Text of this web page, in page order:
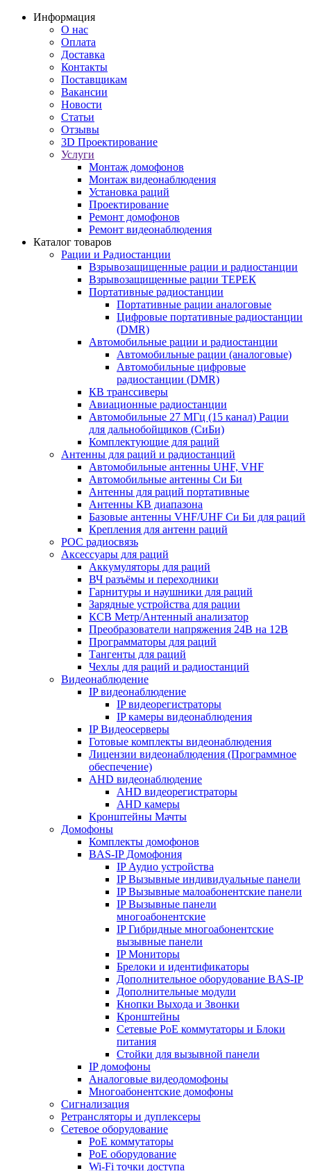
Информация
О нас
Оплата
Доставка
Контакты
Поставщикам
Вакансии
Новости
Статьи
Отзывы
3D Проектирование
Услуги
Монтаж домофонов
Монтаж видеонаблюдения
Установка раций
Проектирование
Ремонт домофонов
Ремонт видеонаблюдения
Каталог товаров
Рации и Радиостанции
Взрывозащищенные рации и радиостанции
Взрывозащищенные рации ТЕРЕК
Портативные радиостанции
Портативные рации аналоговые
Цифровые портативные радиостанции
(DMR)
Автомобильные рации и радиостанции
Автомобильные рации (аналоговые)
Автомобильные цифровые
радиостанции (DMR)
КВ транссиверы
Авиационные радиостанции
Автомобильные 27 МГц (15 канал) Рации
для дальнобойщиков (СиБи)
Комплектующие для раций
Антенны для раций и радиостанций
Автомобильные антенны UHF, VHF
Автомобильные антенны Си Би
Антенны для раций портативные
Антенны КВ диапазона
Базовые антенны VHF/UHF Си Би для раций
Крепления для антенн раций
POC радиосвязь
Аксессуары для раций
Аккумуляторы для раций
ВЧ разъёмы и переходники
Гарнитуры и наушники для раций
Зарядные устройства для рации
КСВ Метр/Антенный анализатор
Преобразователи напряжения 24В на 12В
Программаторы для раций
Тангенты для раций
Чехлы для раций и радиостанций
Видеонаблюдение
IP видеонаблюдение
IP видеорегистраторы
IP камеры видеонаблюдения
IP Видеосерверы
Готовые комплекты видеонаблюдения
Лицензии видеонаблюдения (Программное
обеспечение)
AHD видеонаблюдение
AHD видеорегистраторы
AHD камеры
Кронштейны Мачты
Домофоны
Комплекты домофонов
BAS-IP Домофония
IP Аудио устройства
IP Вызывные индивидуальные панели
IP Вызывные малоабонентские панели
IP Вызывные панели
многоабонентские
IP Гибридные многоабонентские
вызывные панели
IP Мониторы
Брелоки и идентификаторы
Дополнительное оборудование BAS-IP
Дополнительные модули
Кнопки Выхода и Звонки
Кронштейны
Сетевые PoE коммутаторы и Блоки
питания
Стойки для вызывной панели
IP домофоны
Аналоговые видеодомофоны
Многоабонентские домофоны
Сигнализация
Ретрансляторы и дуплексеры
Сетевое оборудование
PoE коммутаторы
PoE оборудование
Wi-Fi точки доступа